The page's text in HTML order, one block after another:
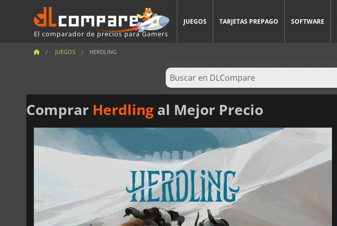
El comparador de precios para Gamers
JUEGOS TARJETAS PREPAGO SOFTWARE
JUEGOS HERDLING
Comprar Herdling al Mejor Precio